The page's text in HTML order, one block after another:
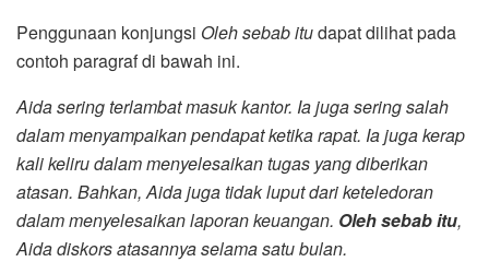
Penggunaan konjungsi Oleh sebab itudapat dilihat pada
contoh paragraf di bawah ini.
Aida sering terlambat masuk kantor. Ia juga sering salah
dalam menyampaikan pendapat ketika rapat. Ia juga kerap
kali keliru dalam menyelesaikan tugas yang diberikan
atasan. Bahkan, Aida juga tidak luput dari keteledoran
dalam menyelesaikan laporan keuangan. Oleh sebab itu,
Aida diskors atasannya selama satu bulan.